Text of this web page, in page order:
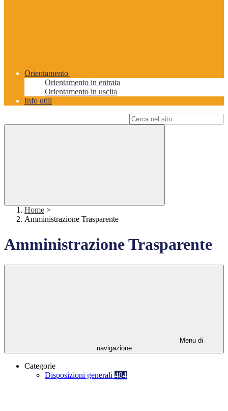
Orientamento
Orientamento in entrata
Orientamento in uscita
Info utili
Home >
Amministrazione Trasparente
Amministrazione Trasparente
Menu di
navigazione
Categorie
Disposizioni generali 484